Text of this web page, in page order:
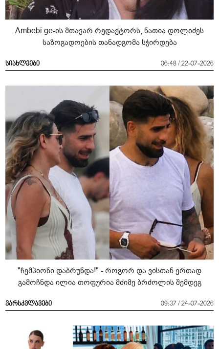
Ambebi.ge-ის მთავარ რედაქტორს, ნათია დოლიძეს
საზოგადოების თანადგომა სჭირდება
სიახლეები 06:48 / 22-07-2026
"ჩემპიონი დაბრუნდა!" - როგორ და ვისთან ერთად
გამოჩნდა ილია თოფურია მძიმე ბრძოლის შემდეგ
ვარსკვლავები 09:37 / 24-07-2026